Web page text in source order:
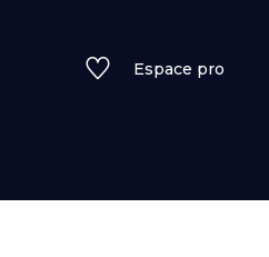
Espace pro